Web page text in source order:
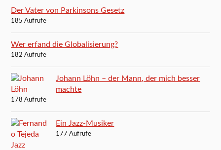
Der Vater von Parkinsons Gesetz
185 Aufrufe
Wer erfand die Globalisierung?
182 Aufrufe
Johann Löhn – der Mann, der mich besser
machte
178 Aufrufe
Ein Jazz-Musiker
177 Aufrufe